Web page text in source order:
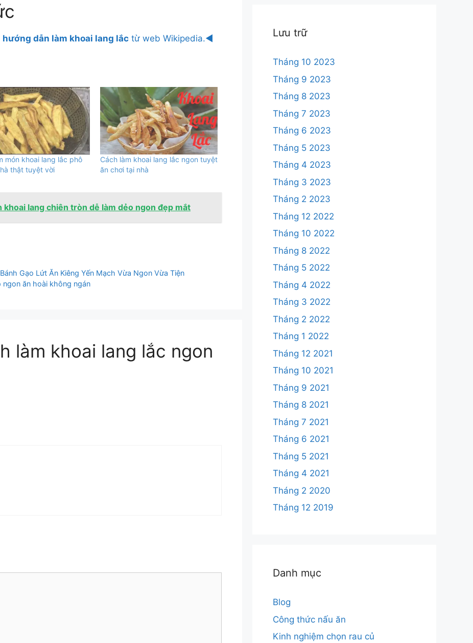
hướng dẫn làm khoai lang lắc từ web Wikipedia.◄
món khoai lang lắc phô
thật tuyệt vời
Cách làm khoai lang lắc ngon tuyệt
ăn chơi tại nhà
khoai lang chiên tròn dễ làm dẻo ngon đẹp mắt
Gạo Lứt Ăn Kiêng Yến Mạch Vừa Ngon Vừa Tiện
ăn hoài không ngán
làm khoai lang lắc ngon
Lưu trữ
Tháng 10 2023
Tháng 9 2023
Tháng 8 2023
Tháng 7 2023
Tháng 6 2023
Tháng 5 2023
Tháng 4 2023
Tháng 3 2023
Tháng 2 2023
Tháng 12 2022
Tháng 10 2022
Tháng 8 2022
Tháng 5 2022
Tháng 4 2022
Tháng 3 2022
Tháng 2 2022
Tháng 1 2022
Tháng 12 2021
Tháng 10 2021
Tháng 9 2021
Tháng 8 2021
Tháng 7 2021
Tháng 6 2021
Tháng 5 2021
Tháng 4 2021
Tháng 2 2020
Tháng 12 2019
Danh mục
Blog
Công thức nấu ăn
Kinh nghiệm chọn rau củ